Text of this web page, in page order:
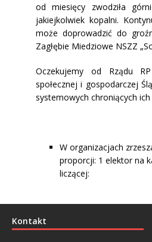
od miesięcy zwodziła
jakiejkolwiek kopalni.
może doprowadzić do
Zagłębie Miedziowe NSZZ
Oczekujemy od Rządu
społecznej i gospodarczej
systemowych chroniących
W organizacjach
proporcji: 1 elektor na
liczącej:
Kontakt